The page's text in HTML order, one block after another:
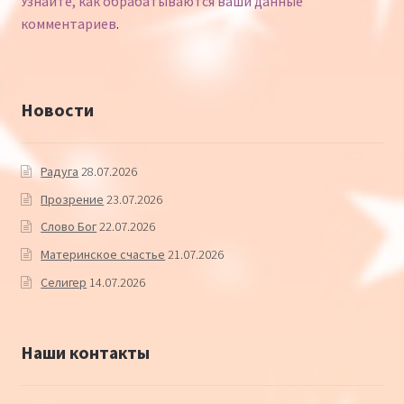
комментариев.
Новости
Радуга 28.07.2026
Прозрение 23.07.2026
Слово Бог22.07.2026
Материнское счастье 21.07.2026
Селигер 14.07.2026
Наши контакты